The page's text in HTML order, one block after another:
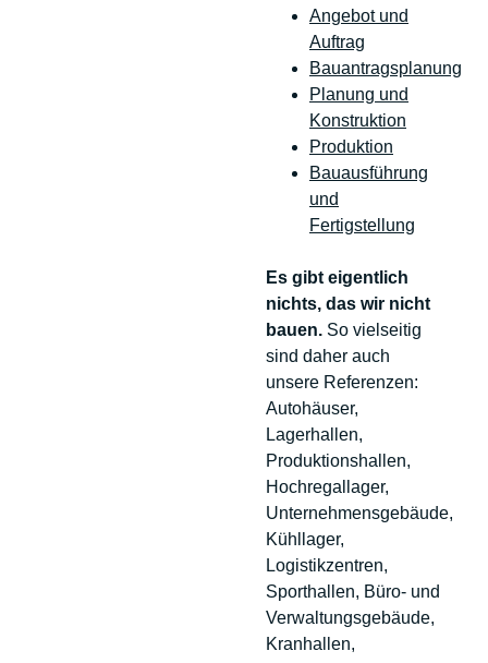
Angebot und
Auftrag
Bauantragsplanung
Planung und
Konstruktion
Produktion
Bauausführung
und
Fertigstellung
Es gibt eigentlich
nichts, das wir nicht
bauen. So vielseitig
sind daher auch
unsere Referenzen:
Autohäuser,
Lagerhallen,
Produktionshallen,
Hochregallager,
Unternehmensgebäude,
Kühllager,
Logistikzentren,
Sporthallen, Büro- und
Verwaltungsgebäude,
Kranhallen,